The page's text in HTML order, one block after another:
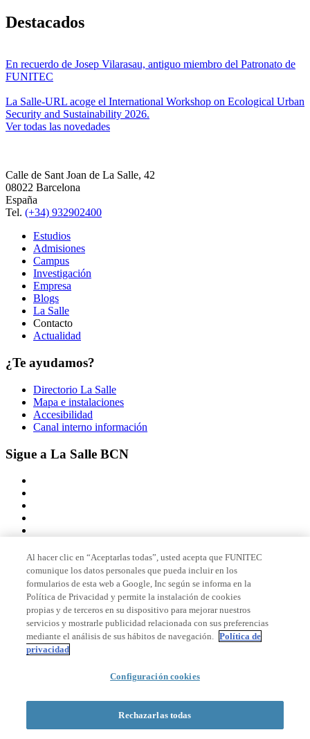
Destacados
En recuerdo de Josep Vilarasau, antiguo miembro del Patronato de
FUNITEC
La Salle-URL acoge el International Workshop on Ecological Urban
Security and Sustainability 2026.
Ver todas las novedades
Calle de Sant Joan de La Salle, 42
08022 Barcelona
España
Tel. (+34) 932902400
Estudios
Admisiones
Campus
Investigación
Empresa
Blogs
La Salle
Contacto
Actualidad
¿Te ayudamos?
Directorio La Salle
Mapa e instalaciones
Accesibilidad
Canal interno información
Sigue a La Salle BCN
Miembro de
Acreditaciones
© 2026 La Salle Campus Barcelona - URL |
Formulario de búsqueda
Al hacer clic en “Aceptarlas todas”, usted acepta que FUNITEC
comunique los datos personales que pueda incluir en los
formularios de esta web a Google, Inc según se informa en la
Política de Privacidad y permite la instalación de cookies
propias y de terceros en su dispositivo para mejorar nuestros
servicios y mostrarle publicidad relacionada con sus preferencias
mediante el análisis de sus hábitos de navegación. Política de
privacidad
Configuración cookies
Rechazarlas todas